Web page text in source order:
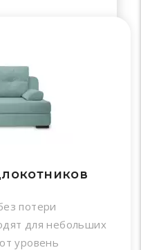
потери
для небольших
уровень